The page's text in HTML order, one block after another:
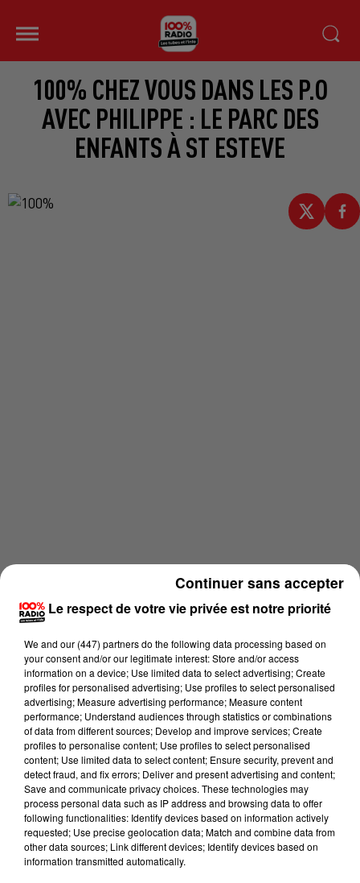
100% CHEZ VOUS DANS LES P.O
AVEC PHILIPPE : LE PARC DES
ENFANTS À ST ESTEVE
Philippe Alborghetti
100% Chez vous dans les Pyrénées Orientales
3 février 2025 - 3 min 20 sec
100% CHEZ VOUS DANS LES P.O AVEC
PHILIPPE : LE PARC DES ENFANTS À ST
ESTEVE
Le respect de votre vie privée est notre priorité
We and our (447) partnersdo the following data processing based on
your consent and/or our legitimate interest: Store and/or access
information on a device; Use limited data to select advertising; Create
profiles for personalised advertising; Use profiles to select personalised
advertising; Measure advertising performance; Measure content
performance; Understand audiences through statistics or combinations
of data from different sources; Develop and improve services; Create
profiles to personalise content; Use profiles to select personalised
content; Use limited data to select content; Ensure security, prevent and
detect fraud, and fix errors; Deliver and present advertising and content;
Save and communicate privacy choices. These technologies may
process personal data such as IP address and browsing data to offer
following functionalities: Identify devices based on information actively
requested; Use precise geolocation data; Match and combine data from
other data sources; Link different devices; Identify devices based on
information transmitted automatically.
Continuer sans accepter